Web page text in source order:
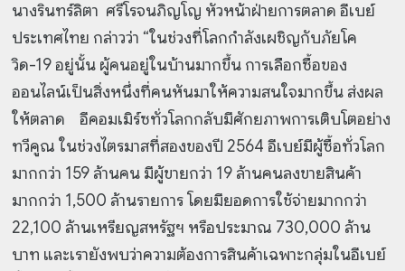
นางรินทร์ลิตา ศรีโรจนภิญโญ หัวหน้าฝ่ายการตลาด อีเบย์
ประเทศไทย กล่าวว่า “ในช่วงที่โลกกำลังเผชิญกับภัยโค
วิด-19 อยู่นั้น ผู้คนอยู่ในบ้านมากขึ้น การเลือกซื้อของ
ออนไลน์เป็นสิ่งหนึ่งที่คนหันมาให้ความสนใจมากขึ้น ส่งผล
ให้ตลาด อีคอมเมิร์ซทั่วโลกกลับมีศักยภาพการเติบโตอย่าง
ทวีคูณ ในช่วงไตรมาสที่สองของปี 2564 อีเบย์มีผู้ซื้อทั่วโลก
มากกว่า 159 ล้านคน มีผู้ขายกว่า 19 ล้านคนลงขายสินค้า
มากกว่า 1,500 ล้านรายการ โดยมียอดการใช้จ่ายมากกว่า
22,100 ล้านเหรียญสหรัฐฯ หรือประมาณ 730,000 ล้าน
บาท และเรายังพบว่าความต้องการสินค้าเฉพาะกลุ่มในอีเบย์